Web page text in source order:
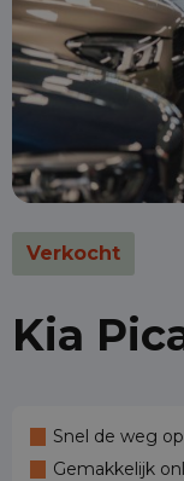
Verkocht
Kia
Snel de weg
Gemakkelijk